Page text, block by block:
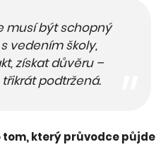
musí být schopný
vedením školy,
získat důvěru –
podtržená.
tom, který průvodce půjde